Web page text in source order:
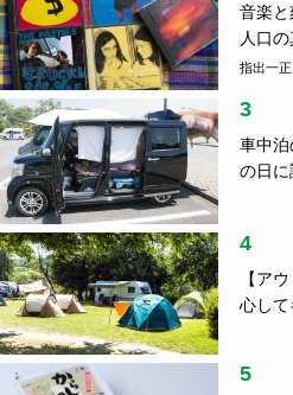
音楽
人口の
指出一正
3
車中泊
の日に
4
【ア
心して
5